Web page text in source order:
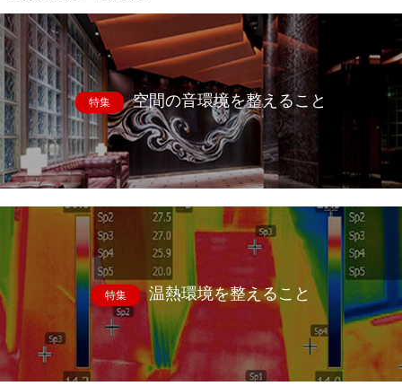
特集 空間の音環境を整えること
特集 温熱環境を整えること